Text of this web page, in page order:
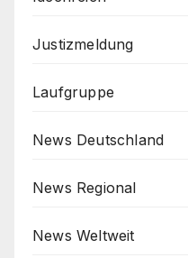
Justizmeldung
Laufgruppe
News Deutschland
News Regional
News Weltweit